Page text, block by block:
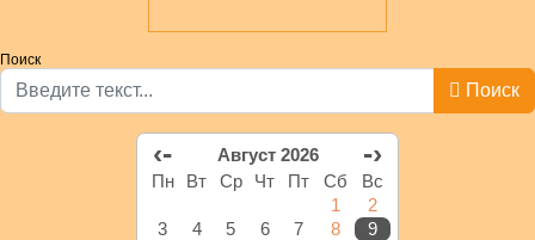
Поиск
Поиск
‹- Август 2026 -›
Пн Вт Ср Чт Пт Сб
Вс
1
2
3
4 5 6 7 8
9